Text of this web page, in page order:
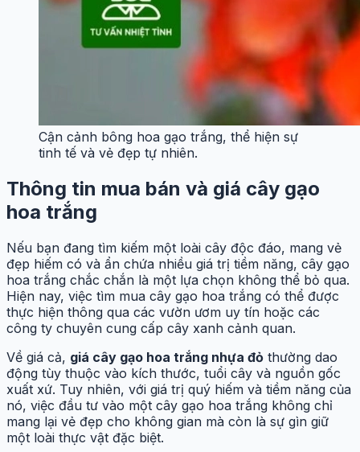
Cận cảnh bông hoa gạo trắng, thể hiện sự
tinh tế và vẻ đẹp tự nhiên.
Thông tin mua bán và giá cây gạo
hoa trắng
Nếu bạn đang tìm kiếm một loài cây độc đáo, mang vẻ
đẹp hiếm có và ẩn chứa nhiều giá trị tiềm năng, cây gạo
hoa trắng chắc chắn là một lựa chọn không thể bỏ qua.
Hiện nay, việc tìm mua cây gạo hoa trắng có thể được
thực hiện thông qua các vườn ươm uy tín hoặc các
công ty chuyên cung cấp cây xanh cảnh quan.
Về giá cả, giá cây gạo hoa trắng nhựa đỏ thường dao
động tùy thuộc vào kích thước, tuổi cây và nguồn gốc
xuất xứ. Tuy nhiên, với giá trị quý hiếm và tiềm năng của
nó, việc đầu tư vào một cây gạo hoa trắng không chỉ
mang lại vẻ đẹp cho không gian mà còn là sự gìn giữ
một loài thực vật đặc biệt.